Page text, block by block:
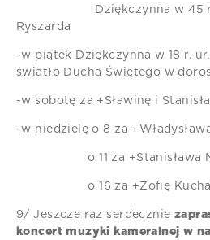
Dziękczynna w 45 r.
Ryszarda
-w piątek Dziękczynna w 18 r.
światło Ducha Świętego w
-w sobotę za +Sławinę i
-w niedzielę o 8 za
o 11 za +Stanisława
o 16 za +Zofię
9/ Jeszcze raz serdecznie
koncert muzyki kameralnej w